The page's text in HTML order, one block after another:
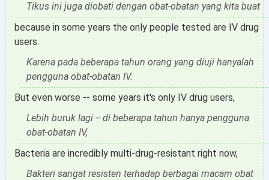
Tikus ini juga diobati dengan obat-obatan yang kita buat
because in some years the only people tested are IV drug
users.
Karena pada beberapa tahun orang yang diuji hanyalah
pengguna obat-obatan IV.
But even worse -- some years it's only IV drug users,
Lebih buruk lagi -- di beberapa tahun hanya pengguna
obat-obatan IV,
Bacteria are incredibly multi-drug-resistant right now,
Bakteri sangat resisten terhadap berbagai macam obat